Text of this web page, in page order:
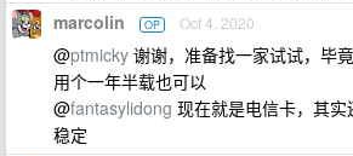
marcolin OP Oct 4, 2020
@ptmicky 谢谢，准备找一家试试，毕
用个一年半载也可以
@fantasylidong 现在就是电信卡，其
稳定